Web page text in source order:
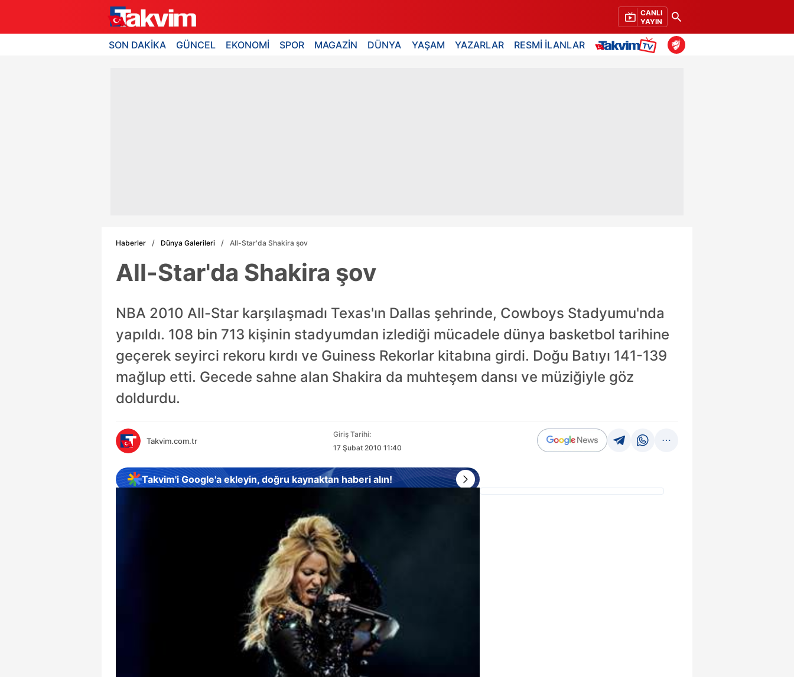
CANLI
YAYIN
SON DAKİKA GÜNCEL EKONOMİ SPOR MAGAZİN DÜNYA YAŞAM YAZARLAR RESMİ İLANLAR
Haberler Dünya Galerileri All-Star'da Shakira şov
All-Star'da Shakira şov
NBA 2010 All-Star karşılaşmadı Texas'ın Dallas şehrinde, Cowboys Stadyumu'nda
yapıldı. 108 bin 713 kişinin stadyumdan izlediği mücadele dünya basketbol tarihine
geçerek seyirci rekoru kırdı ve Guiness Rekorlar kitabına girdi. Doğu Batıyı 141-139
mağlup etti. Gecede sahne alan Shakira da muhteşem dansı ve müziğiyle göz
doldurdu.
Takvim.com.tr
Giriş Tarihi:
17 Şubat 2010 11:40
Takvim'i Google'a ekleyin, doğru kaynaktan haberi alın!